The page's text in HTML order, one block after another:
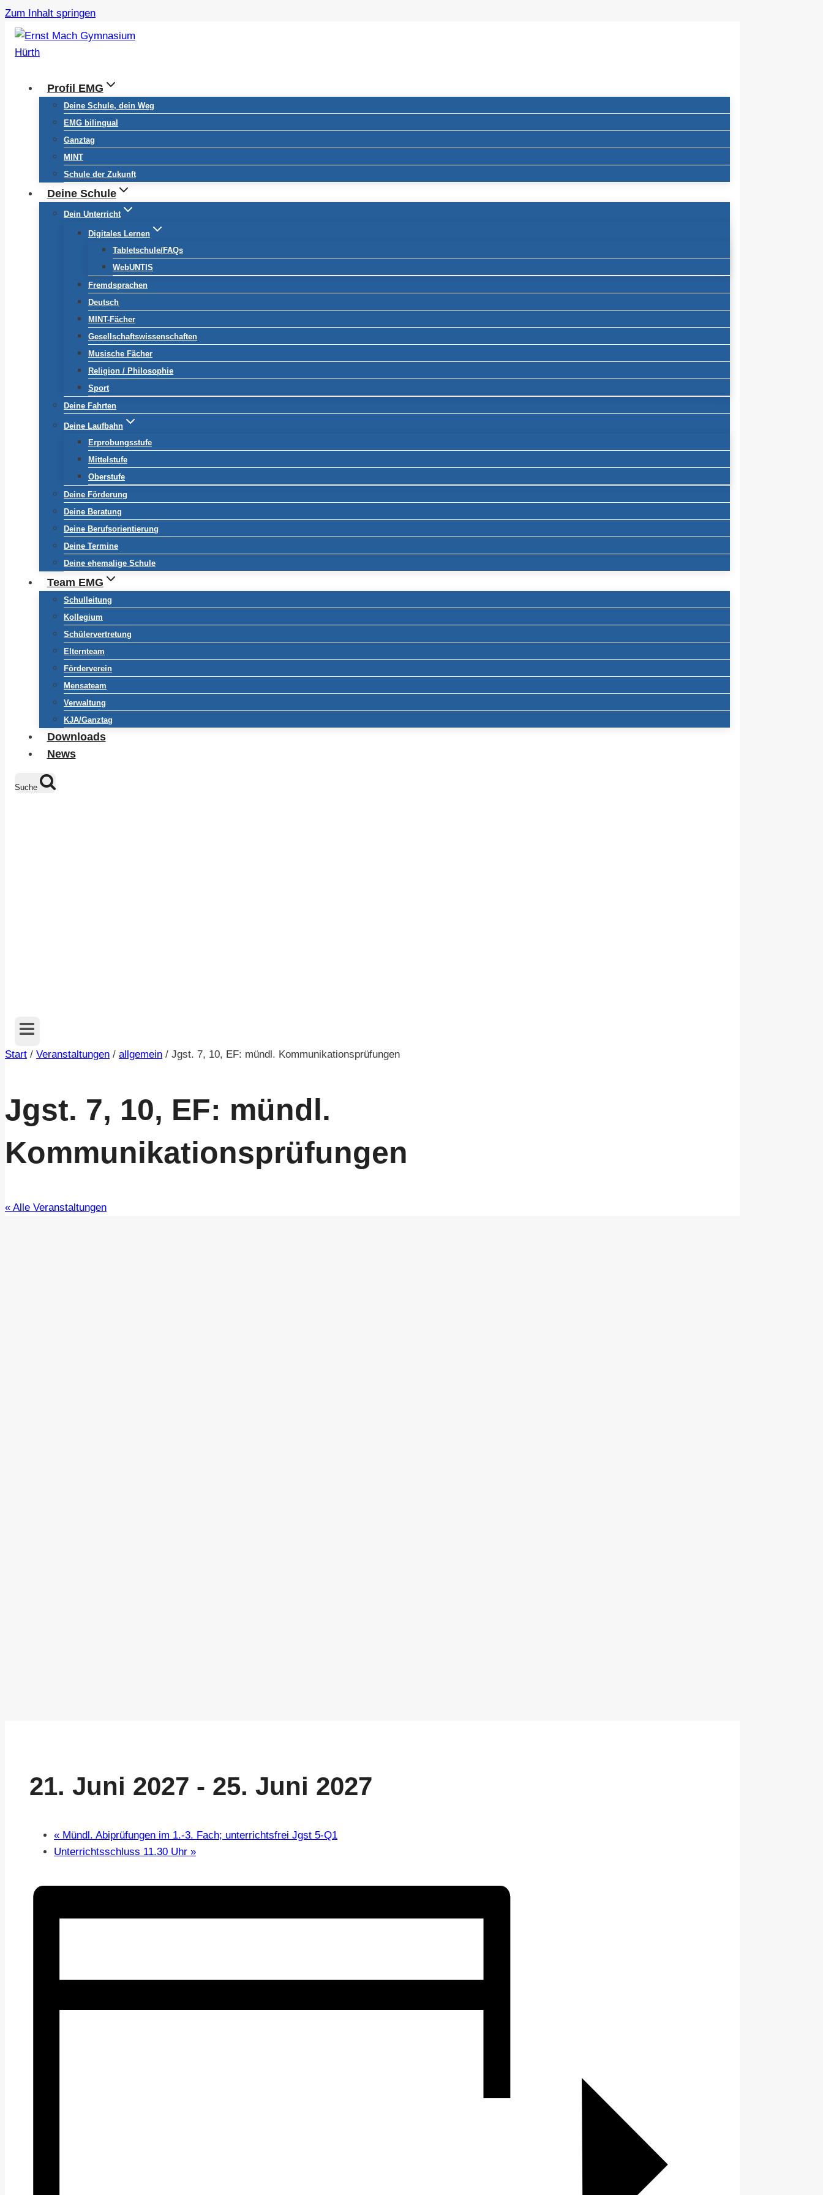
Zum Inhalt springen
Profil EMG
Deine Schule, dein Weg
EMG bilingual
Ganztag
MINT
Schule der Zukunft
Deine Schule
Dein Unterricht
Digitales Lernen
Tabletschule/FAQs
WebUNTIS
Fremdsprachen
Deutsch
MINT-Fächer
Gesellschaftswissenschaften
Musische Fächer
Religion / Philosophie
Sport
Deine Fahrten
Deine Laufbahn
Erprobungsstufe
Mittelstufe
Oberstufe
Deine Förderung
Deine Beratung
Deine Berufsorientierung
Deine Termine
Deine ehemalige Schule
Team EMG
Schulleitung
Kollegium
Schülervertretung
Elternteam
Förderverein
Mensateam
Verwaltung
KJA/Ganztag
Downloads
News
Suche
Start / Veranstaltungen / allgemein / Jgst. 7, 10, EF: mündl. Kommunikationsprüfungen
Jgst. 7, 10, EF: mündl.
Kommunikationsprüfungen
« Alle Veranstaltungen
21. Juni 2027 - 25. Juni 2027
« Mündl. Abiprüfungen im 1.-3. Fach; unterrichtsfrei Jgst 5-Q1
Unterrichtsschluss 11.30 Uhr »